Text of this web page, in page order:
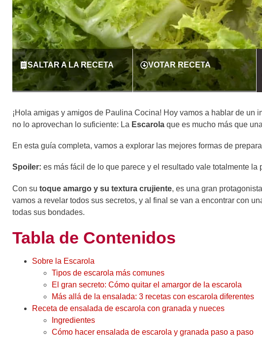
SALTAR A LA RECETA VOTAR RECETA
¡Hola amigas y amigos de Paulina Cocina! Hoy vamos a hablar de
no lo aprovechan lo suficiente: La Escarola que es mucho más que
En esta guía completa, vamos a explorar las mejores formas de
Spoiler: es más fácil de lo que parece y el resultado vale totalmente la
Con su toque amargo y su textura crujiente, es una gran
vamos a revelar todos sus secretos, y al final se van a encontrar con
todas sus bondades.
Tabla de Contenidos
Sobre la Escarola
Tipos de escarola más comunes
El gran secreto: Cómo quitar el amargor de la escarola
Más allá de la ensalada: 3 recetas con escarola diferentes
Receta de ensalada de escarola con granada y nueces
Ingredientes
Cómo hacer ensalada de escarola y granada paso a paso